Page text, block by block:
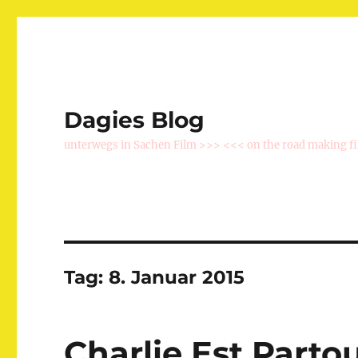
Dagies Blog
unterwegs in Sachen Film >>> <<< on the road making
Tag:8. Januar 2015